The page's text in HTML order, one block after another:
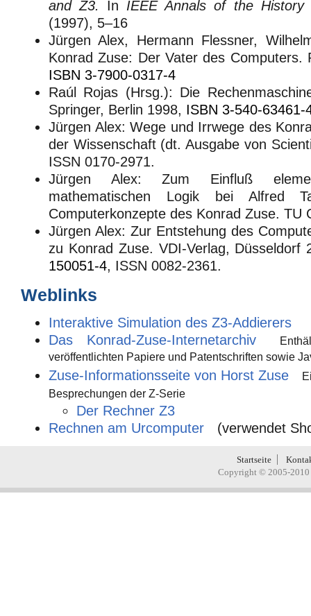
and Z3.
In IEEE Annals of the History
(1997), 5–16
Jürgen Alex, Hermann Flessner,
Konrad Zuse: Der Vater des Computers.
ISBN 3-7900-0317-4
Raúl Rojas (Hrsg.): Die
Springer, Berlin 1998, ISBN 3-540-63461-
Jürgen Alex: Wege und Irrwege des
der Wissenschaft (dt. Ausgabe von
ISSN 0170-2971.
Jürgen Alex: Zum Einfluß
mathematischen Logik bei Alfred
Computerkonzepte des Konrad Zuse. TU
Jürgen Alex: Zur Entstehung des
zu Konrad Zuse. VDI-Verlag, Düsseldorf
150051-4, ISSN 0082-2361.
Weblinks
Interaktive Simulation des Z3-Addierers
Das Konrad-Zuse-Internetarchiv
veröffentlichten Papiere und Patentschriften sowie
Zuse-Informationsseite von Horst Zuse
Besprechungen der Z-Serie
Der Rechner Z3
Rechnen am Urcomputer
(verwendet
Startseite
Copyright © 2005-2010